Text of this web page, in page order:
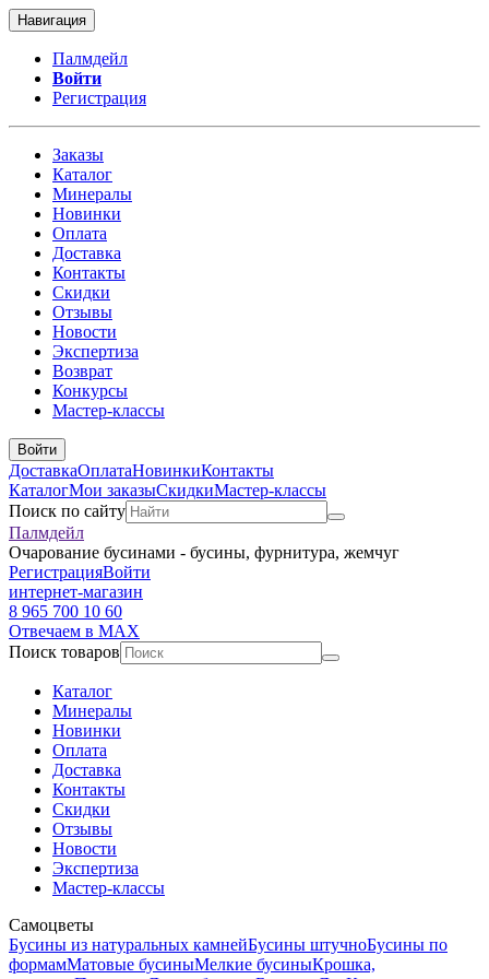
Навигация
Палмдейл
Войти
Регистрация
Заказы
Каталог
Минералы
Новинки
Оплата
Доставка
Контакты
Скидки
Отзывы
Новости
Экспертиза
Возврат
Конкурсы
Мастер-классы
Войти
ДоставкаОплатаНовинкиКонтакты
КаталогМои заказыСкидкиМастер-классы
Поиск по сайту
Палмдейл
Очарование бусинами - бусины, фурнитура, жемчуг
РегистрацияВойти
интернет-магазин
8 965 700 10 60
Отвечаем в MAX
Поиск товаров
Каталог
Минералы
Новинки
Оплата
Доставка
Контакты
Скидки
Отзывы
Новости
Экспертиза
Мастер-классы
Самоцветы
Бусины из натуральных камнейБусины штучноБусины по
формамМатовые бусиныМелкие бусиныКрошка,